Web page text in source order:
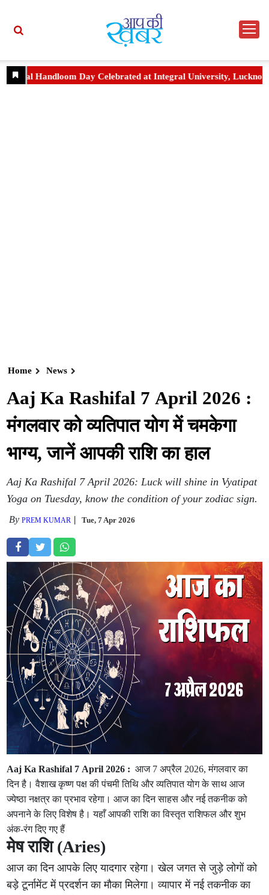
Home News
Aaj Ka Rashifal 7 April 2026 :
मंगलवार को व्यतिपात योग में चमकेगा
भाग्य, जानें आपकी राशि का हाल
Aaj Ka Rashifal 7 April 2026: Luck will shine in Vyatipat
Yoga on Tuesday, know the condition of your zodiac sign.
ByPREM KUMAR Tue, 7 Apr 2026
Aaj Ka Rashifal 7 April 2026 :आज 7 अप्रैल 2026, मंगलवार का
दिन है। वैशाख कृष्ण पक्ष की पंचमी तिथि और व्यतिपात योग के साथ आज
ज्येष्ठा नक्षत्र का प्रभाव रहेगा। आज का दिन साहस और नई तकनीक को
अपनाने के लिए विशेष है। यहाँ आपकी राशि का विस्तृत राशिफल और शुभ
अंक-रंग दिए गए हैं
मेष राशि (Aries)
आज का दिन आपके लिए यादगार रहेगा। खेल जगत से जुड़े लोगों को
बड़े टूर्नामेंट में प्रदर्शन का मौका मिलेगा। व्यापार में नई तकनीक का